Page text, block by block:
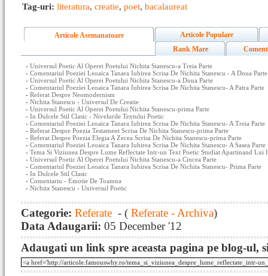
Tag-uri: literatura, creatie, poet, bacalaureat
Articole Asemanatoare
Articole Populare
Rank Mare
- Universul Poetic Al Operei Poetului Nichita Stanescu-a Treia Parte
- Comentariul Poeziei Leoaica Tanara Iubirea Scrisa De Nichita Stanescu - A Doua Parte
- Universul Poetic Al Operei Poetului Nichita Stanescu-a Doua Parte
- Comentariul Poeziei Leoaica Tanara Iubirea Scrisa De Nichita Stanescu- A Patra Parte
- Referat Despre Neomodernism
- Nichita Stanescu - Universul De Creatie
- Universul Poetic Al Operei Poetului Nichita Stanescu-prima Parte
- In Dulcele Stil Clasic - Nivelurile Textului Poetic
- Comentariul Poeziei Leoaica Tanara Iubirea Scrisa De Nichita Stanescu- A Treia Parte
- Referat Despre Poezia Testament Scrisa De Nichita Stanescu-prima Parte
- Referat Despre Poezia Elegia A Zecea Scrisa De Nichita Stanescu-prima Parte
- Comentariul Poeziei Leoaica Tanara Iubirea Scrisa De Nichita Stanescu- A Sasea Parte
- Tema Si Viziunea Despre Lume Reflectate Intr-un Text Poetic Studiat Apartinand Lui
- Universul Poetic Al Operei Poetului Nichita Stanescu-a Cincea Parte
- Comentariul Poeziei Leoaica Tanara Iubirea Scrisa De Nichita Stanescu- Prima Parte
- In Dulcele Stil Clasic
- Comentariu - Emotie De Toamna
- Nichita Stanescu - Universul Poetic
Categorie: Referate - ( Referate - Archiva)
Data Adaugarii: 05 December '12
Adaugati un link spre aceasta pagina pe blog-ul,